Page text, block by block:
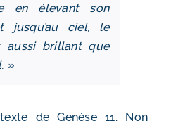
en élevant son
jusqu’au ciel, le
aussi brillant que
»
de Genèse 11. Non